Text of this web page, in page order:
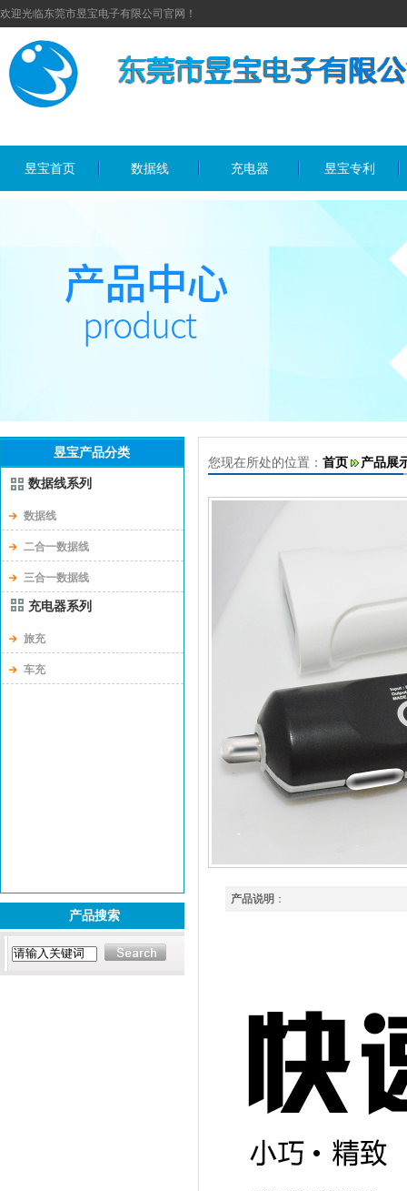
欢迎光临东莞市昱宝电子有限公司官网！
昱宝首页 数据线 充电器 昱宝专利
昱宝产品分类
数据线系列
数据线
二合一数据线
三合一数据线
充电器系列
旅充
车充
产品搜索
您现在所处的位置： 首页 产品展
产品说明 ：